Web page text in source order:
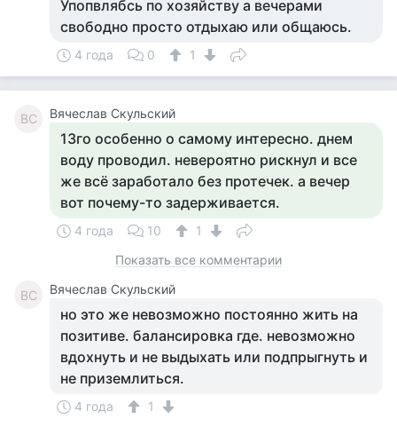
Упопвлябсь по хозяйству а вечерами
свободно просто отдыхаю или общаюсь.
4 года 0 1
ВС Вячеслав Скульский
13го особенно о самому интересно. днем
воду проводил. невероятно рискнул и все
же всё заработало без протечек. а вечер
вот почему-то задерживается.
4 года 10
1
Показать все комментарии
ВС Вячеслав Скульский
но это же невозможно постоянно жить на
позитиве. балансировка где. невозможно
вдохнуть и не выдыхать или подпрыгнуть и
не приземлиться.
4 года
1